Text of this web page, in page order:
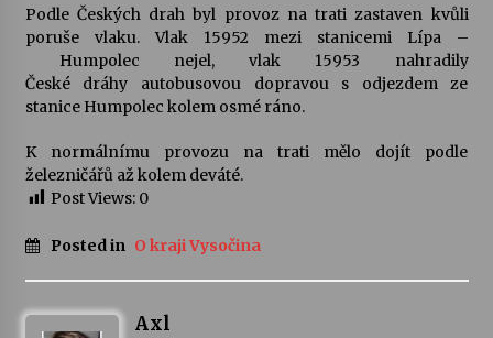
Jenakaši
28. 7. 2026
Votavžatský ploty
17. 7. 2026
Podle Českých drah byl provoz na trati zastaven kvůli
poruše vlaku. Vlak 15952 mezi stanicemi Lípa –
Humpolec nejel, vlak 15953 nahradily
České dráhy autobusovou dopravou s odjezdem ze
stanice Humpolec kolem osmé ráno.
K normálnímu provozu na trati mělo dojít podle
železničářů až kolem deváté.
Post Views: 0
Posted in O kraji Vysočina
Axl